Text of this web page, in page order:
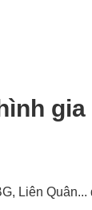
gia
Liên Quân...